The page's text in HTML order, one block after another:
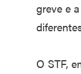
greve e
O STF,